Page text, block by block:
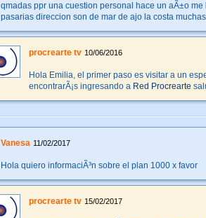
qmadas ppr una cuestion personal hace un aÃ±o
pasarias direccion son de mar de ajo la costa
procrearte tv 10/06/2016
Hola Emilia, el primer paso es visitar a un
encontrarÃ¡s ingresando a Red Procrearte
Vanesa 11/02/2017
Hola quiero informaciÃ³n sobre el plan 1000 x favor
procrearte tv 15/02/2017